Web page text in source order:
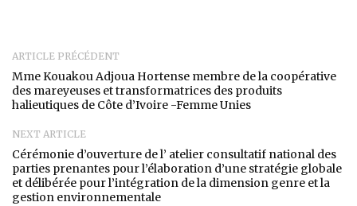
ARTICLE PRÉCÉDENT
Mme Kouakou Adjoua Hortense membre de la coopérative
des mareyeuses et transformatrices des produits
halieutiques de Côte d’Ivoire -Femme Unies
NEXT ARTICLE
Cérémonie d’ouverture de l’ atelier consultatif national des
parties prenantes pour l’élaboration d’une stratégie globale
et délibérée pour l’intégration de la dimension genre et la
gestion environnementale